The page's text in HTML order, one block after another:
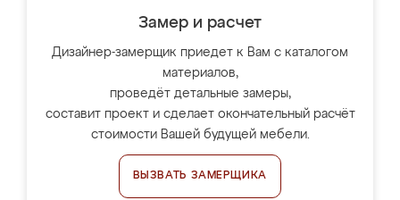
Замер и расчет
Дизайнер-замерщик приедет к Вам с каталогом
материалов,
проведёт детальные замеры,
составит проект и сделает окончательный расчёт
стоимости Вашей будущей мебели.
ВЫЗВАТЬ ЗАМЕРЩИКА